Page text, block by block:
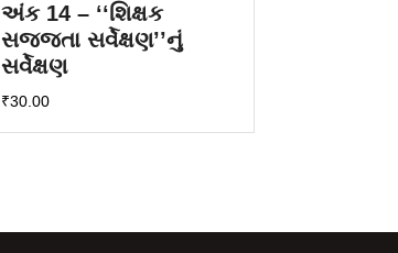
અંક 14 – ‘‘શિક્ષક
સજ્જતા સર્વેક્ષણ’’નું
સર્વેક્ષણ
₹30.00